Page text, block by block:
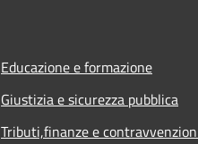
Educazione e formazione
Giustizia e sicurezza pubblica
Tributi,finanze e